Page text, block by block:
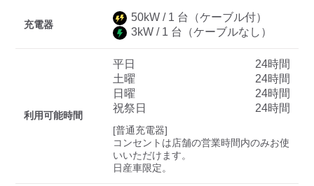
三菱ディーラーを表示
日産ディーラーを表示
すべて 中速-20kW-以上
充電器
50kW / 1 台
（ケーブル付）
3kW / 1 台 （ケーブルなし）
利用可能時間
平日
24時間
土曜
24時間
日曜
24時間
祝祭日
24時間
[普通充電器]
コンセントは店舗の営業時間内のみお使
いいただけます。
日産車限定。